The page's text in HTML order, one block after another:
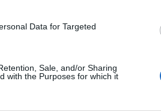
Data for Targeted
Sale, and/or Sharing
with the Purposes for which it
ήτανε
τις έπιανε αγκίστρι
σάπια βάρκα και
γιατί βρίσκουνται
δηλαδή
και κανένας